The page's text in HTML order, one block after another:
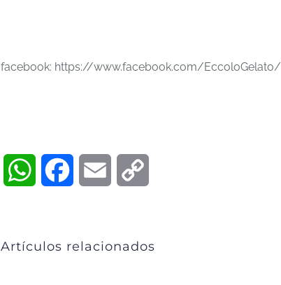
facebook: https://www.facebook.com/EccoloGelato/
WhatsAppFacebookEmail
Artículos relacionados